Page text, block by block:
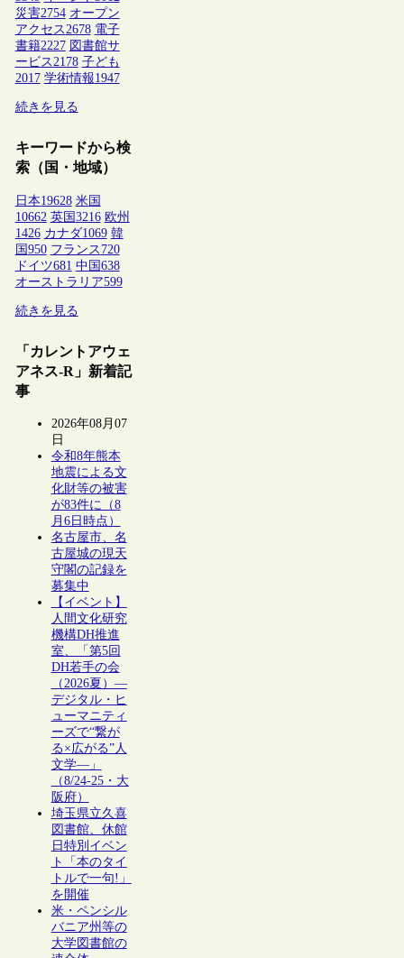
災害2754 オープン
アクセス2678 電子
書籍2227 図書館サ
ービス2178 子ども
2017 学術情報1947
続きを見る
キーワードから検
索（国・地域）
日本19628 米国
10662 英国 3216 欧州
1426 カナダ1069 韓
国 950 フランス 720
ドイツ681 中国 638
オーストラリア599
続きを見る
「カレントアウェ
アネス-R」新着記
事
2026年08月07
日
令和8年熊本
地震による文
化財等の被害
が83件に（8
月6日時点）
名古屋市、名
古屋城の現天
守閣の記録を
募集中
【イベント】
人間文化研究
機構DH推進
室、「第5回
DH若手の会
（2026夏）―
デジタル・ヒ
ューマニティ
ーズで“繋が
る×広がる”人
文学―」
（8/24-25・大
阪府）
埼玉県立久喜
図書館、休館
日特別イベン
ト「本のタイ
トルで一句!」
を開催
米・ペンシル
バニア州等の
大学図書館の